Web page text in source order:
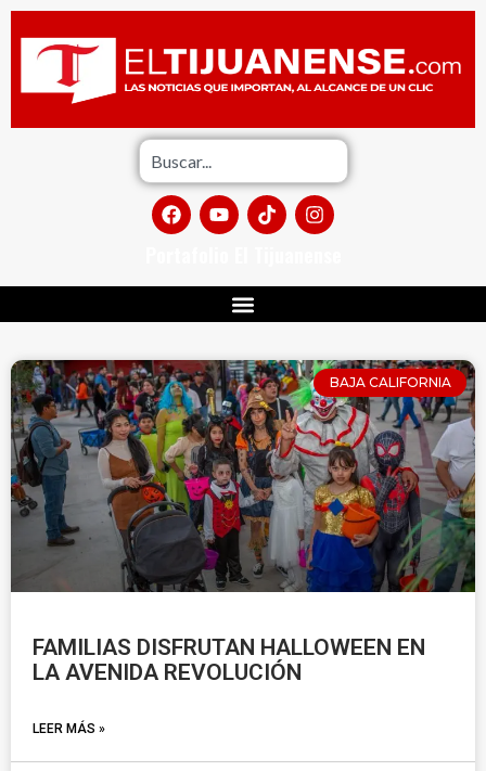
BAJA CALIFORNIA
FAMILIAS DISFRUTAN HALLOWEEN EN
LA AVENIDA REVOLUCIÓN
LEER MÁS »